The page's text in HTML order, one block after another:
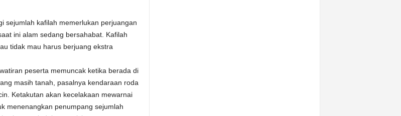
sejumlah kafilah memerlukan perjuangan
ini alam sedang bersahabat. Kafilah
tidak mau harus berjuang ekstra
peserta memuncak ketika berada di
masih tanah, pasalnya kendaraan roda
Ketakutan akan kecelakaan mewarnai
menenangkan penumpang sejumlah